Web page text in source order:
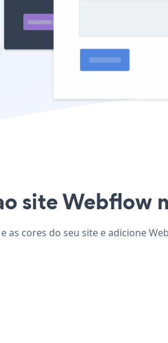
site Webflow
cores do seu site e adicione